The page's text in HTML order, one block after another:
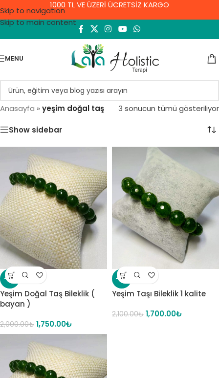
Skip to navigation
Skip to main content
1000 TL VE ÜZERİ ÜCRETSİZ KARGO
MENU
Anasayfa » yeşim doğal taş 3 sonucun tümü gösteriliyor
Show sidebar
-13%
Yeşim Doğal Taş Bileklik (
bayan )
2,000.00₺ 1,750.00₺
-19%
Yeşim Taşı Bileklik 1 kalite
2,100.00₺ 1,700.00₺